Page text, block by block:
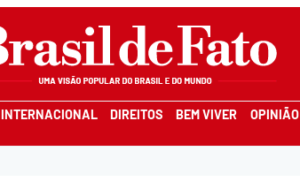
INTERNACIONAL DIREITOS BEM VIVER OPINIÃO